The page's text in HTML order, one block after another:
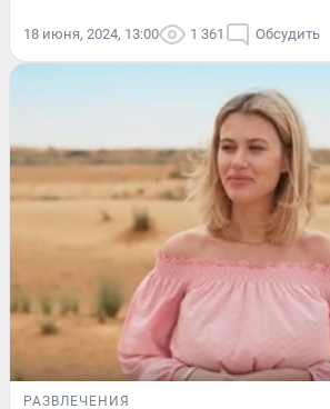
18 июня, 2024, 13:00 1 361 Обсудить
РАЗВЛЕЧЕНИЯ